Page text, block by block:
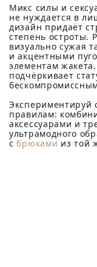
Микс силы и
не нуждается в
дизайн придаёт
степень остроты.
визуально сужая
и акцентными
элементам
подчёркивает
Экспериментируй
правилам:
аксессуарами и
ультрамодного
сбрюками из той